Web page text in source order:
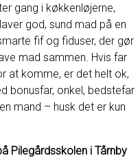
gang i køkkenløjerne,
god, sund mad på en
fif og fiduser, der gør
mad sammen. Hvis far
at komme, er det helt ok,
bonusfar, onkel, bedstefar
mand – husk det er kun
Pilegårdsskolen i Tårnby